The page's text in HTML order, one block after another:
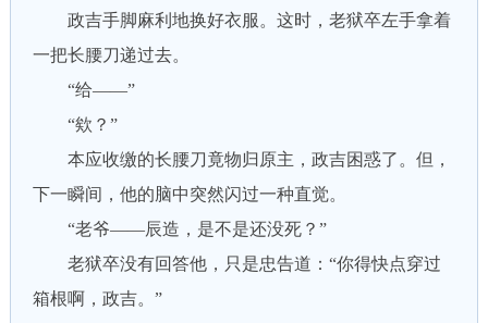
政吉手脚麻利地换好衣服。这时，老狱卒左手拿着
一把长腰刀递过去。
“给——”
“欸？”
本应收缴的长腰刀竟物归原主，政吉困惑了。但，
下一瞬间，他的脑中突然闪过一种直觉。
“老爷——辰造，是不是还没死？”
老狱卒没有回答他，只是忠告道：“你得快点穿过
箱根啊，政吉。”